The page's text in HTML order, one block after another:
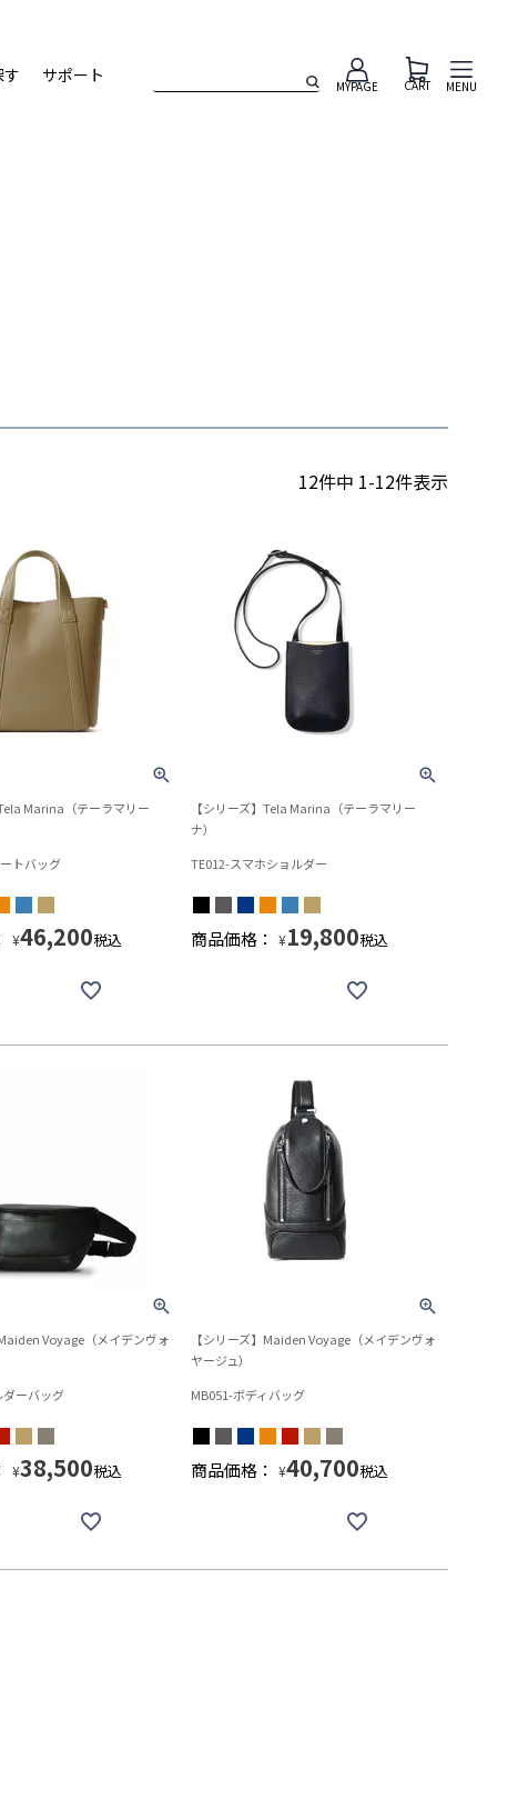
す サポート
MYPAGE CART MENU
12件中 1-12件表示
Marina（テーラマリー
トバッグ
¥46,200税込
【シリーズ】Tela Marina（テーラマリー
ナ）
TE012-スマホショルダー
商品価格： ¥19,800税込
Voyage（メイデンヴォ
ダーバッグ
¥38,500税込
【シリーズ】Maiden Voyage（メイデンヴォ
ヤージュ）
MB051-ボディバッグ
商品価格： ¥40,700税込